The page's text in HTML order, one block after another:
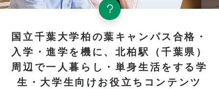
国立千葉大学柏の葉キャンパス合格・
入学・進学を機に、北柏駅（千葉県）
周辺で一人暮らし・単身生活をする学
生・大学生向けお役立ちコンテンツ